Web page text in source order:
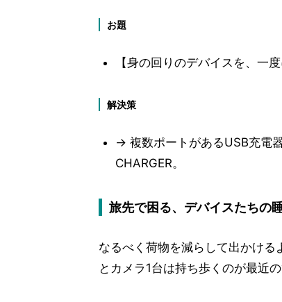
お題
【身の回りのデバイスを、一度
解決策
→ 複数ポートがあるUSB充電
CHARGER。
旅先で困る、デバイスたちの
なるべく荷物を減らして出かけ
とカメラ1台は持ち歩くのが最近